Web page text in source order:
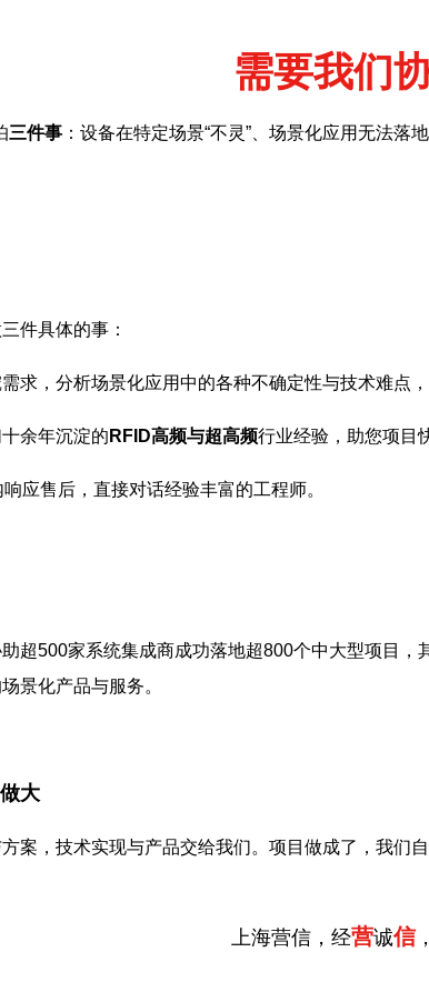
需要我们
三件事 ：设备在特定场景“不灵”、场景化应用无法
件具体的事：
需求，分析场景化应用中的各种不确定性与技术难点
十余年沉淀的 RFID高频与超高频行业经验，助您项目
响应售后，直接对话经验丰富的工程师。
超500家系统集成商成功落地超800个中大型项目，
景化产品与服务。
大
案，技术实现与产品交给我们。项目做成了，我们
上海营信，经营诚信